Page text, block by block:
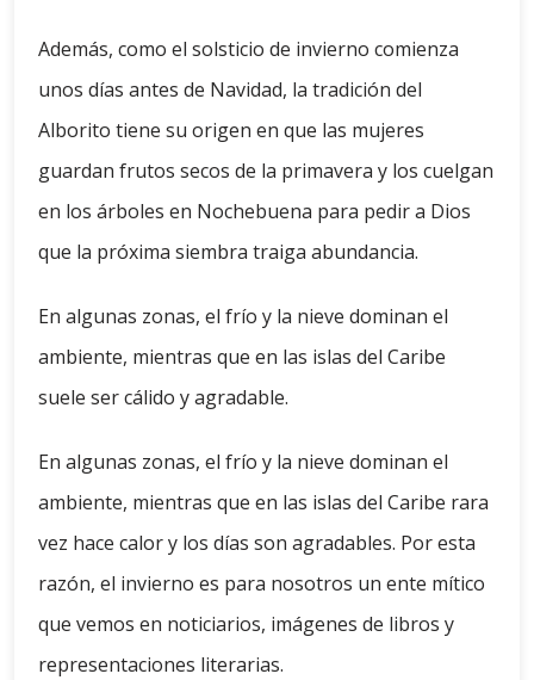
Además, como el solsticio de invierno comienza
unos días antes de Navidad, la tradición del
Alborito tiene su origen en que las mujeres
guardan frutos secos de la primavera y los cuelgan
en los árboles en Nochebuena para pedir a Dios
que la próxima siembra traiga abundancia.
En algunas zonas, el frío y la nieve dominan el
ambiente, mientras que en las islas del Caribe
suele ser cálido y agradable.
En algunas zonas, el frío y la nieve dominan el
ambiente, mientras que en las islas del Caribe rara
vez hace calor y los días son agradables. Por esta
razón, el invierno es para nosotros un ente mítico
que vemos en noticiarios, imágenes de libros y
representaciones literarias.